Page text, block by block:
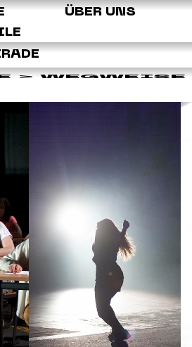
ÜBER UNS
> WEGWEISE